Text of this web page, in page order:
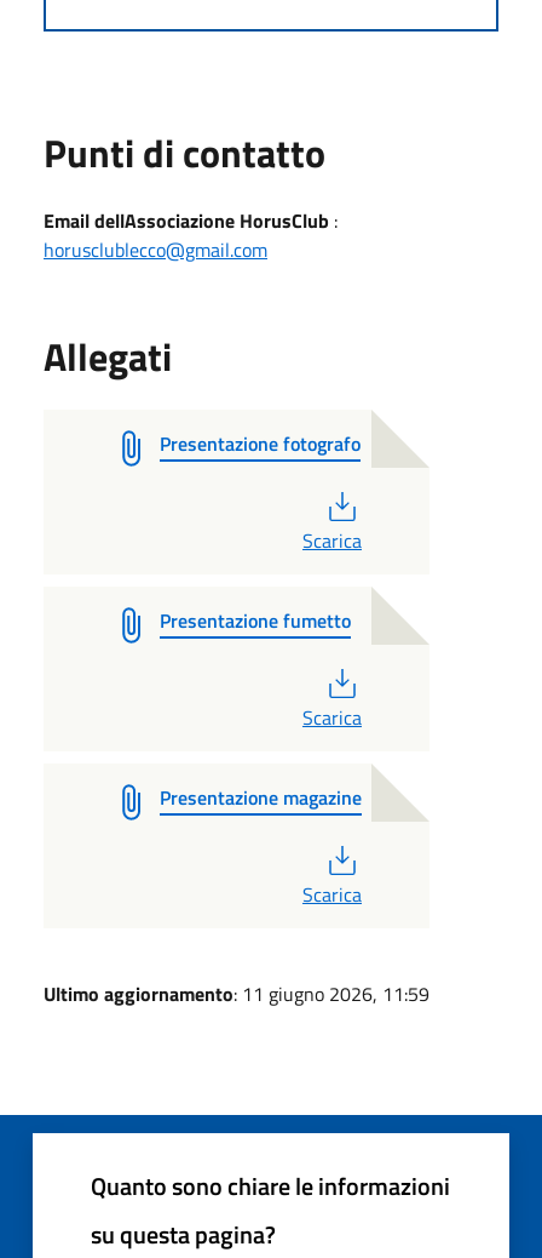
Punti di contatto
Email dellAssociazione HorusClub :
horusclublecco@gmail.com
Allegati
Presentazione fotografo
Scarica
Presentazione fumetto
Scarica
Presentazione magazine
Scarica
Ultimo aggiornamento: 11 giugno 2026, 11:59
Quanto sono chiare le informazioni
su questa pagina?